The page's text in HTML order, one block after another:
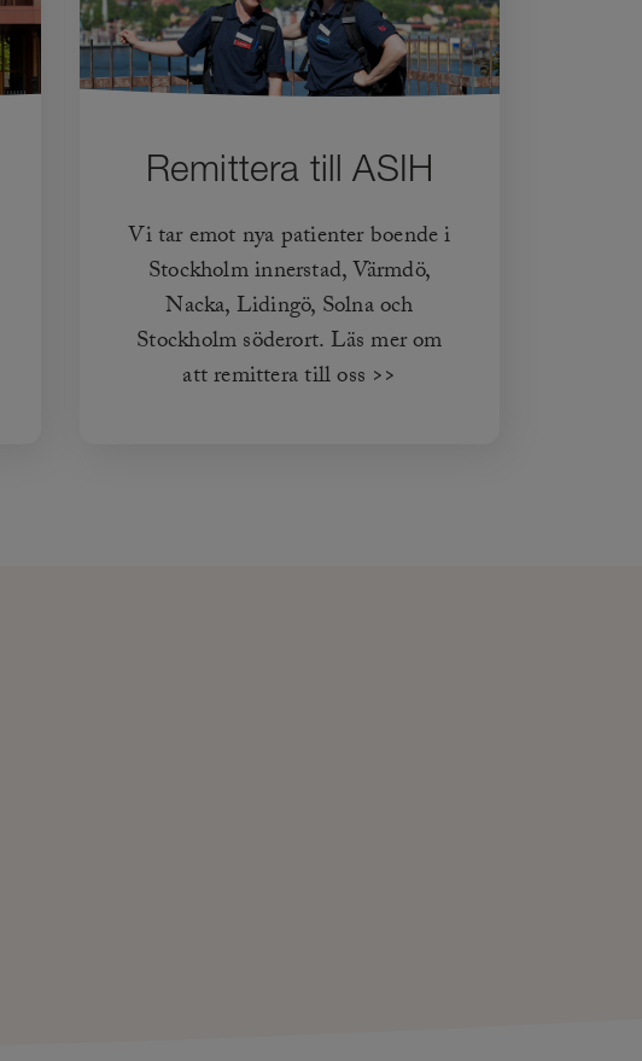
Remittera till ASIH
Vi tar emot nya patienter boende i
Stockholm innerstad, Värmdö,
Nacka, Lidingö, Solna och
Stockholm söderort. Läs mer om
att remittera till oss >>